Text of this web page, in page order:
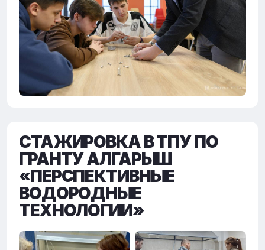
СТАЖИРОВКА В ТПУ ПО
ГРАНТУ АЛГАРЫШ
«ПЕРСПЕКТИВНЫЕ
ВОДОРОДНЫЕ
ТЕХНОЛОГИИ»